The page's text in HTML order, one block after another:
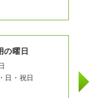
の曜日
日・祝日